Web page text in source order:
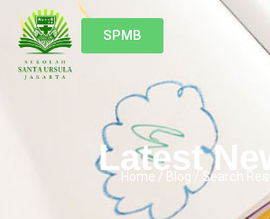
SPMB
Latest
Home / Blog / Search